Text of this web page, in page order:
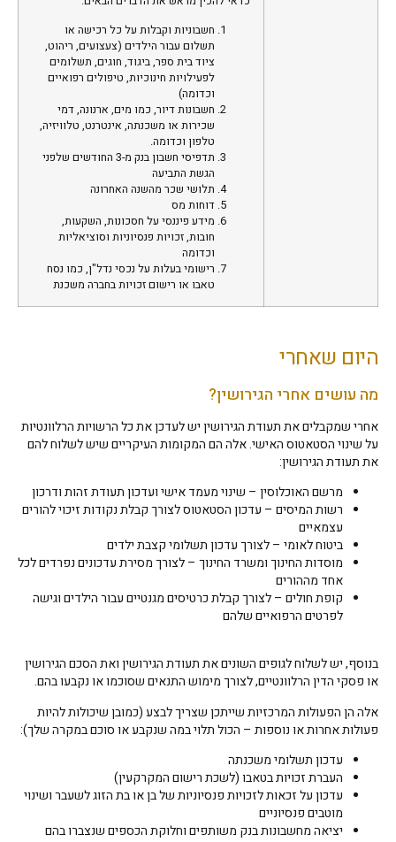
חשבוניות וקבלות על כל רכישה או
תשלום עבור הילדים (צעצועים, ריהוט,
ציוד בית ספר, ביגוד, חוגים, תשלומים
לפעילויות חינוכיות, טיפולים רפואיים
וכדומה)
חשבונות דיור, כמו מים, ארנונה, דמי
שכירות או משכנתה, אינטרנט, טלוויזיה,
טלפון וכדומה.
תדפיסי חשבון בנק מ-3 החודשים שלפני
הגשת התביעה
תלושי שכר מהשנה האחרונה
דוחות מס
מידע פיננסי על חסכונות, השקעות,
חובות, זכויות פנסיוניות וסוציאליות
וכדומה
רישומי בעלות על נכסי נדל"ן, כמו נסח
טאבו או רישום זכויות בחברה משכנת
היום שאחרי
מה עושים אחרי הגירושין?
אחרי שמקבלים את תעודת הגירושין יש לעדכן את כל הרשויות הרלוונטיות
על שינוי הסטאטוס האישי. אלה הם המקומות העיקריים שיש לשלוח להם
את תעודת הגירושין:
מרשם האוכלוסין – שינוי מעמד אישי ועדכון תעודת זהות ודרכון
רשות המיסים – עדכון הסטאטוס לצורך קבלת נקודות זיכוי להורים
עצמאיים
ביטוח לאומי – לצורך עדכון תשלומי קצבת ילדים
מוסדות החינוך ומשרד החינוך – לצורך מסירת עדכונים נפרדים לכל
אחד מההורים
קופת חולים – לצורך קבלת כרטיסים מגנטיים עבור הילדים וגישה
לפרטים הרפואיים שלהם
בנוסף, יש לשלוח לגופים השונים את תעודת הגירושין ואת הסכם הגירושין
או פסקי הדין הרלוונטיים, לצורך מימוש התנאים שסוכמו או נקבעו בהם.
אלה הן הפעולות המרכזיות שייתכן שצריך לבצע (כמובן שיכולות להיות
פעולות אחרות או נוספות – הכול תלוי במה שנקבע או סוכם במקרה שלך):
עדכון תשלומי משכנתה
העברת זכויות בטאבו (לשכת רישום המקרקעין)
עדכון על זכאות לזכויות פנסיוניות של בן או בת הזוג לשעבר ושינוי
מוטבים פנסיוניים
יציאה מחשבונות בנק משותפים וחלוקת הכספים שנצברו בהם